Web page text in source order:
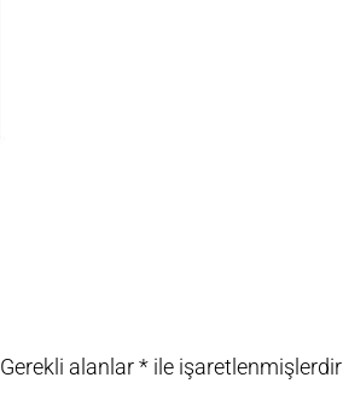
Gerekli alanlar* ile işaretlenmişlerdir